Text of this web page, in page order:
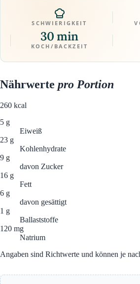
SCHWIERIGKEIT
30 min
KOCH/BACKZEIT
Nährwerte pro Portion
260 kcal
5 g
Eiweiß
23 g
Kohlenhydrate
9 g
davon Zucker
16 g
Fett
6 g
davon gesättigt
1 g
Ballaststoffe
120 mg
Natrium
Angaben sind Richtwerte und können je